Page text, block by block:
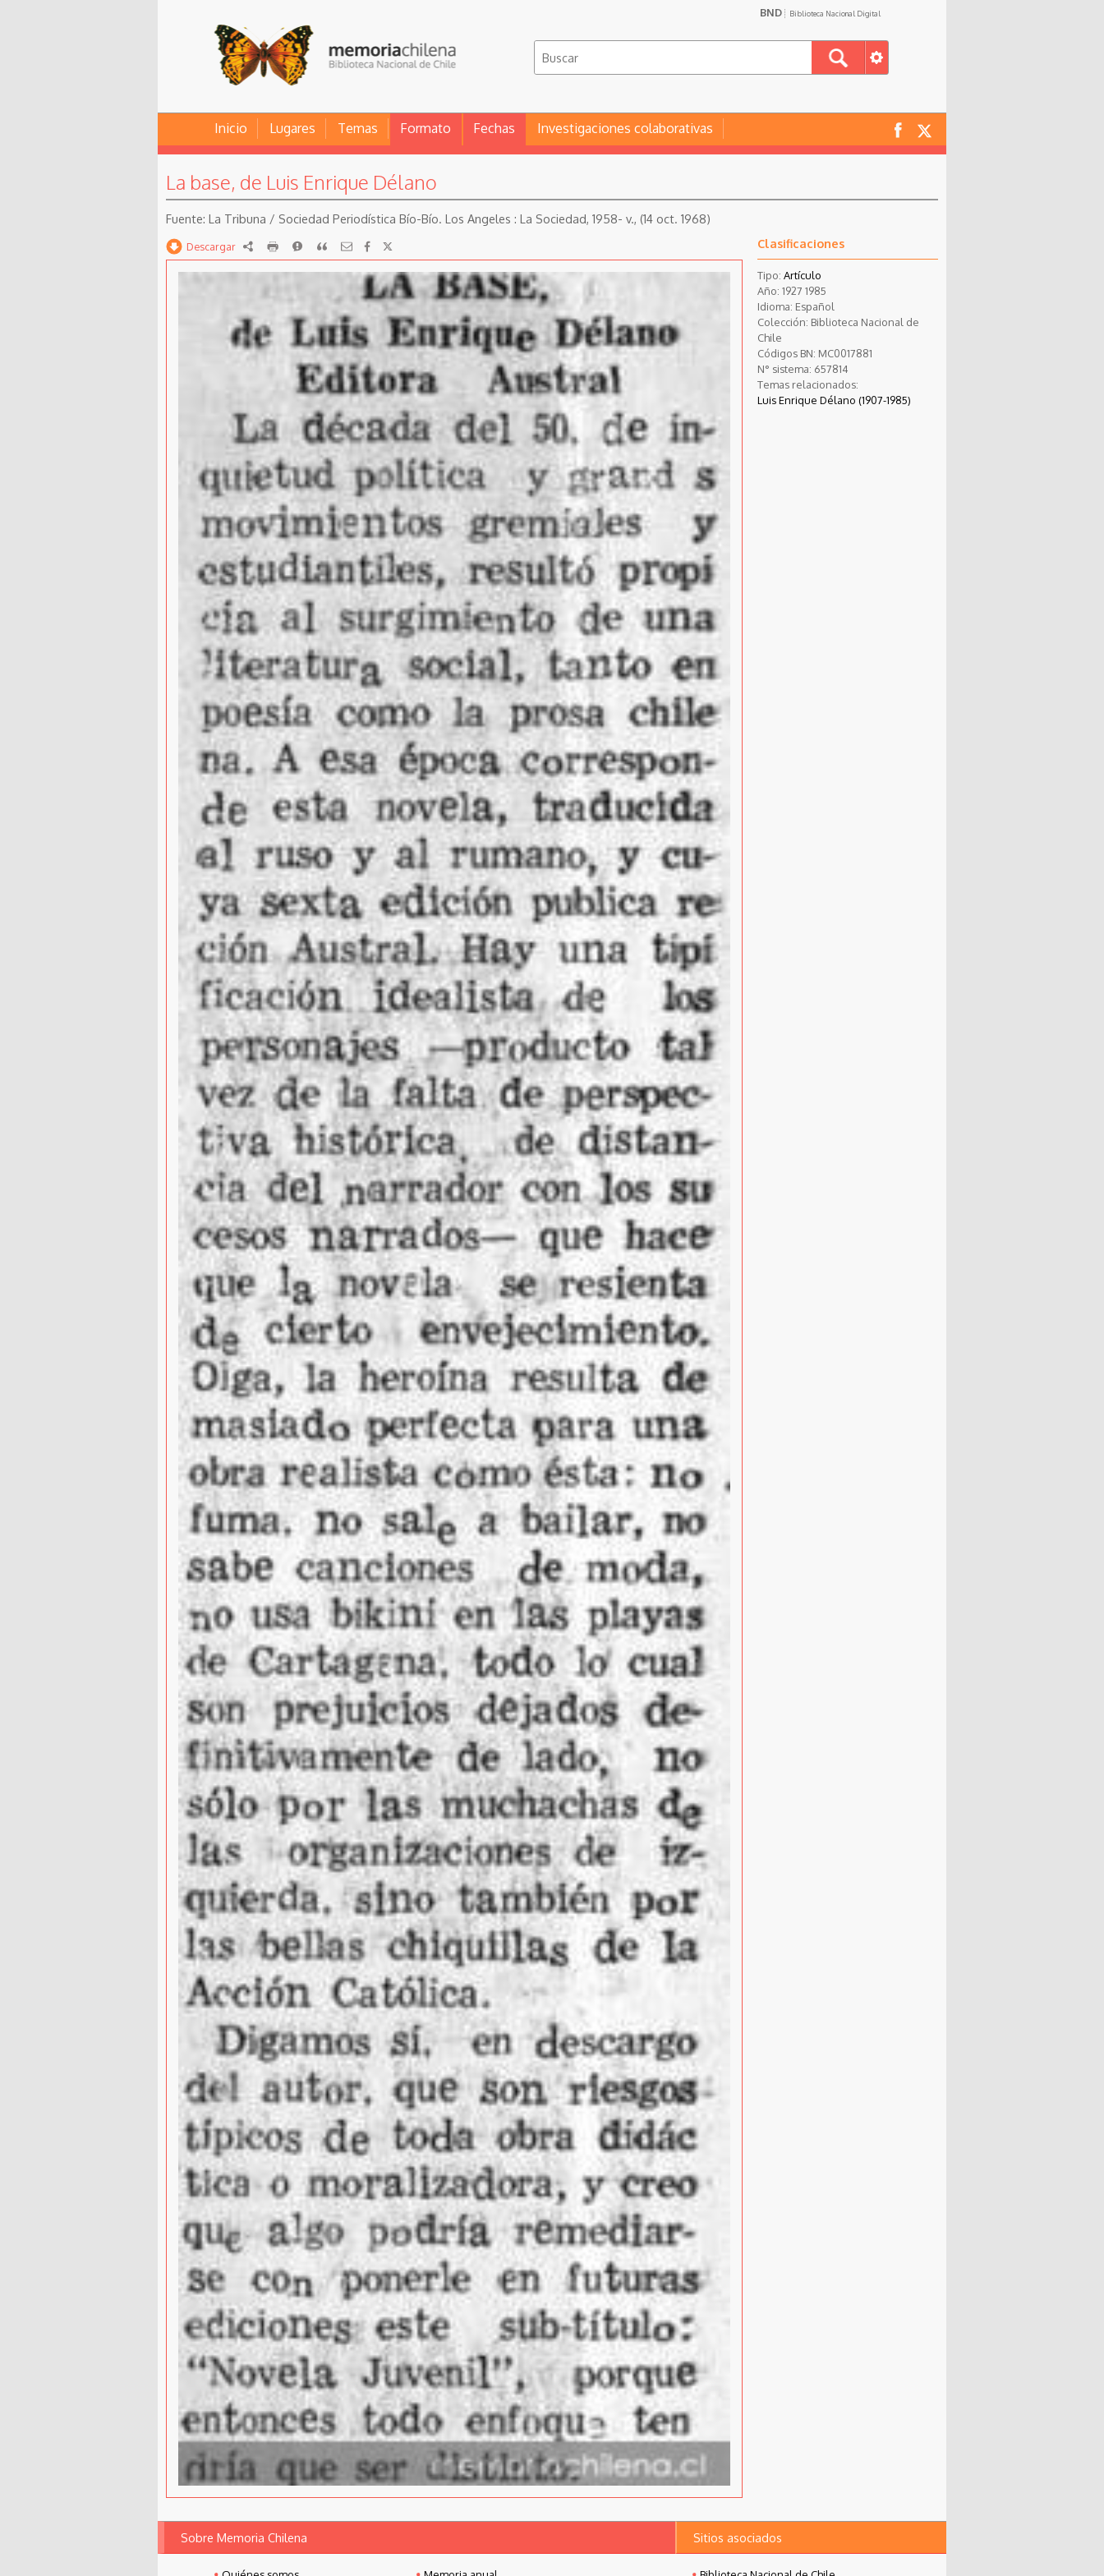
BND Biblioteca Nacional Digital
Inicio Lugares Temas Formato Fechas Investigaciones colaborativas
La base, de Luis Enrique Délano
La Tribuna / Sociedad Periodística Bío-Bío. Los Angeles : La Sociedad, 1958- v., (14 oct. 1968)
Descargar RDF imprimirReportarCitar Clasificaciones
Tipo: Artículo
Año: 1927 1985
Idioma: Español
Colección: Biblioteca Nacional de
Chile
Códigos BN: MC0017881
N° sistema: 657814
Temas relacionados:
Luis Enrique Délano (1907-1985)
Sobre Memoria Chilena Sitios asociados